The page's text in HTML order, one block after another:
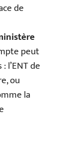
de
peut
l’ENT de
ou
la